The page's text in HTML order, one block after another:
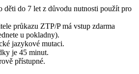
děti do 7 let z důvodu nutnosti použít pro
průkazu ZTP/P má vstup zdarma
u pokladny).
jazykové mutaci.
je 45 minut.
přístupné.